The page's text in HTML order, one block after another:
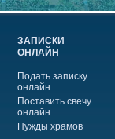
ЗАПИСКИ
ОНЛАЙН
Подать записку
онлайн
Поставить свечу
онлайн
Нужды храмов